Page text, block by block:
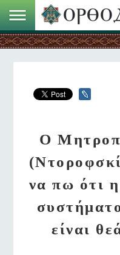
Ο
να πω ότι
είναι